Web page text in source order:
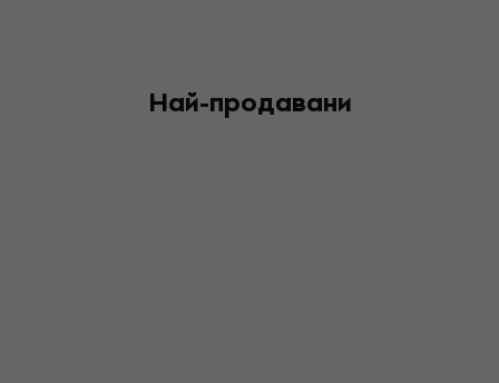
Най-продавани